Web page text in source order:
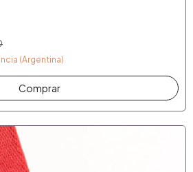
(Argentina)
Comprar